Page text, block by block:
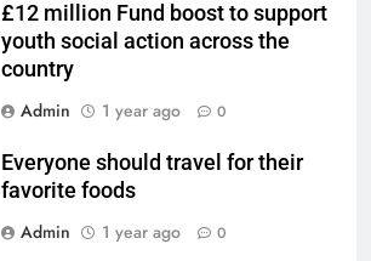
£12 million Fund boost to support
youth social action across the
country
Admin
1 year ago 0
Everyone should travel for their
favorite foods
Admin
1 year ago 0